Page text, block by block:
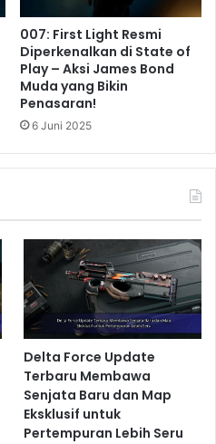
007: First Light Resmi
Diperkenalkan di State of
Play – Aksi James Bond
Muda yang Bikin
Penasaran!
6 Juni 2025
Delta Force Update
Terbaru Membawa
Senjata Baru dan Map
Eksklusif untuk
Pertempuran Lebih Seru